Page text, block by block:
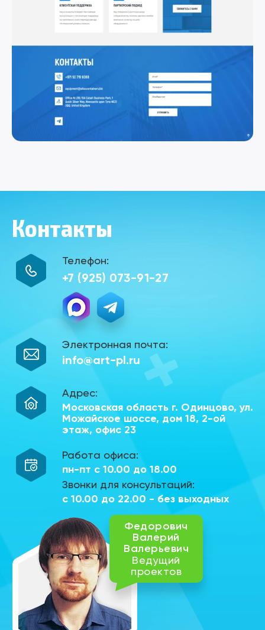
Контакты
Телефон:
+7 (925) 073-91-27
Электронная почта:
info@art-pl.ru
Адрес:
Московская область г. Одинцово, ул.
Можайское шоссе, дом 18, 2-ой
этаж, офис 23
Работа офиса:
пн-пт с 10.00 до 18.00
Звонки для консультаций:
с 10.00 до 22.00 - без выходных
Федорович
Валерий
Валерьевич
Ведущий
проектов